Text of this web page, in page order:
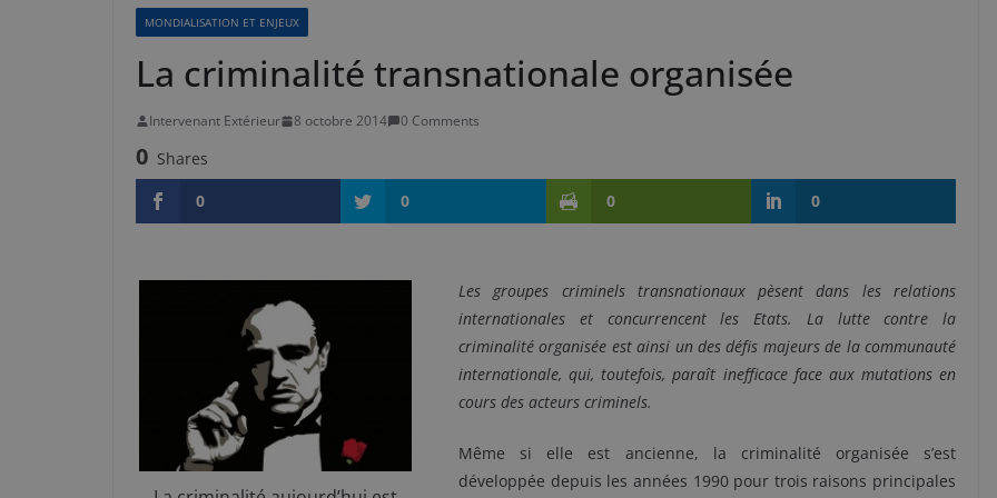
MONDIALISATION ET ENJEUX
La criminalité transnationale organisée
Intervenant Extérieur 8 octobre 2014 0 Comments
0 Shares
0
0 0 0
Les groupes criminels transnationaux pèsent dans les relations
internationales et concurrencent les Etats. La lutte contre la
criminalité organisée est ainsi un des défis majeurs de la communauté
internationale, qui, toutefois, paraît inefficace face aux mutations en
cours des acteurs criminels.
Même si elle est ancienne, la criminalité organisée s’est
développée depuis les années 1990 pour trois raisons principales